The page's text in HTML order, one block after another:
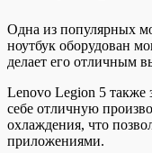
Одна из популярных
ноутбук оборудован
делает его отличным
Lenovo Legion 5 также
себе отличную
охлаждения, что
приложениями.